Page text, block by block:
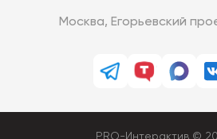
Москва, Егорьевский
PRO-Интерактив ©